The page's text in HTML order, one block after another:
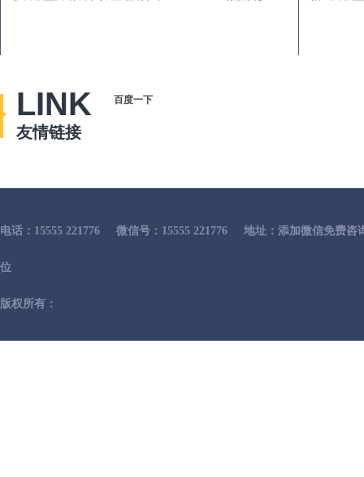
LINK
友情链接
百度一下
电话：15555 221776 微信号：15555 221776 地址：添加微信免费咨
位
版权所有：